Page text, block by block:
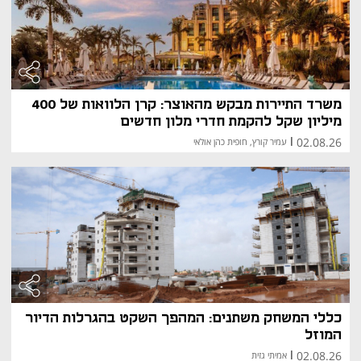
משרד התיירות מבקש מהאוצר: קרן הלוואות של 400
מיליון שקל להקמת חדרי מלון חדשים
02.08.26 עמיר קורץ, חופית כהן אולאי
כללי המשחק משתנים: המהפך השקט בהגרלות הדיור
המוזל
02.08.26 אמיתי גזית